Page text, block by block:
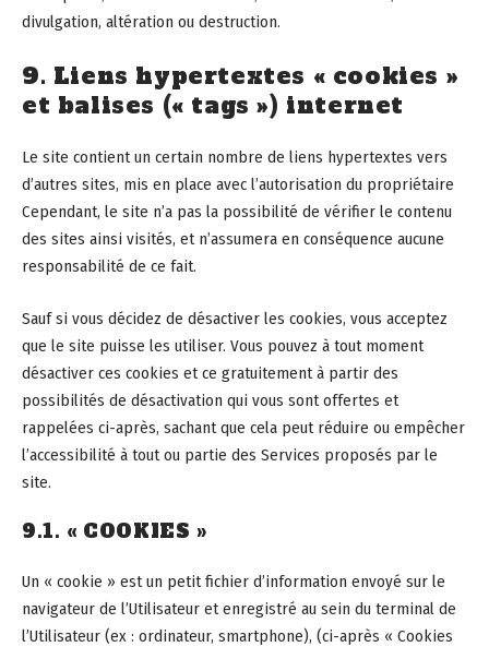
divulgation, altération ou destruction.
9. Liens hypertextes « cookies »
et balises (« tags ») internet
Le site contient un certain nombre de liens hypertextes vers
d’autres sites, mis en place avec l’autorisation du propriétaire
Cependant, le site n’a pas la possibilité de vérifier le contenu
des sites ainsi visités, et n’assumera en conséquence aucune
responsabilité de ce fait.
Sauf si vous décidez de désactiver les cookies, vous acceptez
que le site puisse les utiliser. Vous pouvez à tout moment
désactiver ces cookies et ce gratuitement à partir des
possibilités de désactivation qui vous sont offertes et
rappelées ci-après, sachant que cela peut réduire ou empêcher
l’accessibilité à tout ou partie des Services proposés par le
site.
9.1. « COOKIES »
Un « cookie » est un petit fichier d’information envoyé sur le
navigateur de l’Utilisateur et enregistré au sein du terminal de
l’Utilisateur (ex : ordinateur, smartphone), (ci-après « Cookies